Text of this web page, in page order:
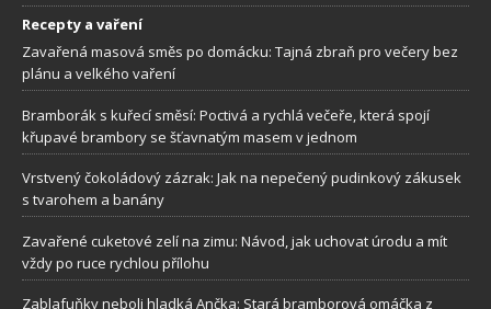
Recepty a vaření
Zavařená masová směs po domácku: Tajná zbraň pro večery bez
plánu a velkého vaření
Bramborák s kuřecí směsí: Poctivá a rychlá večeře, která spojí
křupavé brambory se šťavnatým masem v jednom
Vrstvený čokoládový zázrak: Jak na nepečený pudinkový zákusek
s tvarohem a banány
Zavařené cuketové zelí na zimu: Návod, jak uchovat úrodu a mít
vždy po ruce rychlou přílohu
Zablafuňky neboli hladká Ančka: Stará bramborová omáčka z